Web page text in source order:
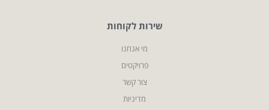
שירות לקוחות
מי אנחנו
פרויקטים
צור קשר
מדיניות